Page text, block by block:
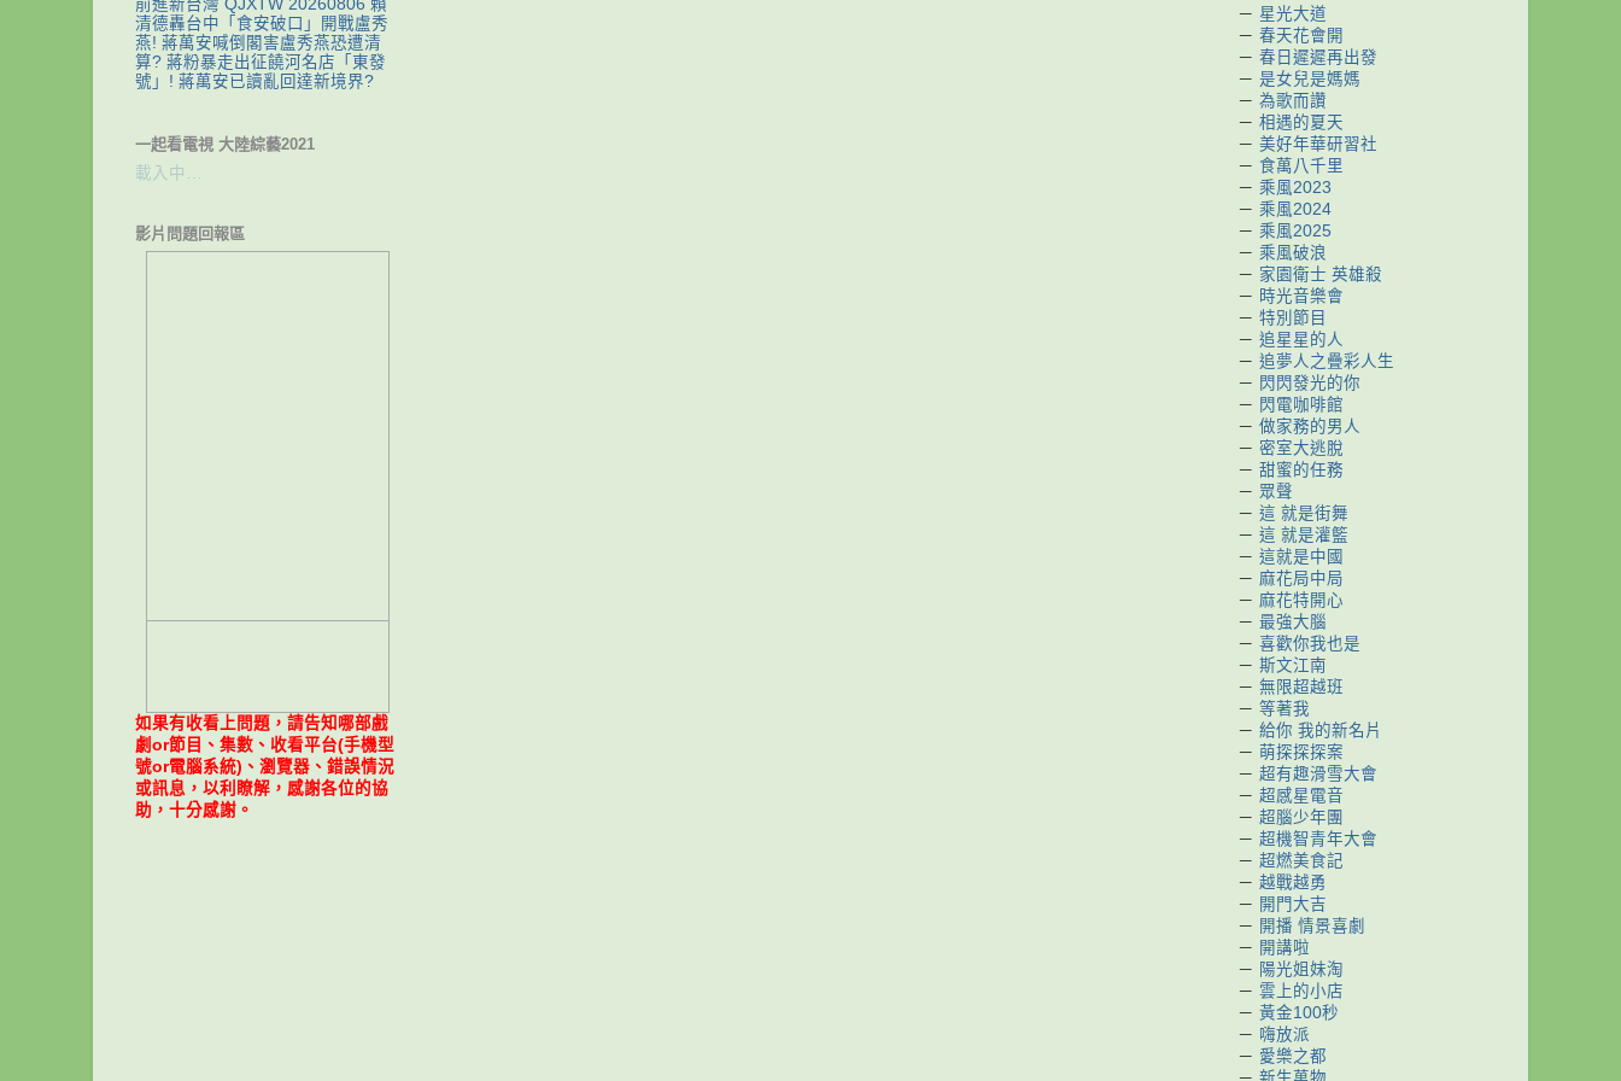
前進新台灣 QJXTW 20260806 賴
清德轟台中「食安破口」開戰盧秀
燕! 蔣萬安喊倒閣害盧秀燕恐遭清
算? 蔣粉暴走出征饒河名店「東發
號」! 蔣萬安已讀亂回達新境界?
一起看電視 大陸綜藝2021
載入中…
影片問題回報區
如果有收看上問題，請告知哪部戲
劇or節目、集數、收看平台(手機型
號or電腦系統)、瀏覽器、錯誤情況
或訊息，以利瞭解，感謝各位的協
助，十分感謝。
－ 星光大道
－ 春天花會開
－ 春日遲遲再出發
－ 是女兒是媽媽
－ 為歌而讚
－ 相遇的夏天
－ 美好年華研習社
－ 食萬八千里
－ 乘風2023
－ 乘風2024
－ 乘風2025
－ 乘風破浪
－ 家園衛士 英雄殺
－ 時光音樂會
－ 特別節目
－ 追星星的人
－ 追夢人之疊彩人生
－ 閃閃發光的你
－ 閃電咖啡館
－ 做家務的男人
－ 密室大逃脫
－ 甜蜜的任務
－ 眾聲
－ 這 就是街舞
－ 這 就是灌籃
－ 這就是中國
－ 麻花局中局
－ 麻花特開心
－ 最強大腦
－ 喜歡你我也是
－ 斯文江南
－ 無限超越班
－ 等著我
－ 給你 我的新名片
－ 萌探探探案
－ 超有趣滑雪大會
－ 超感星電音
－ 超腦少年團
－ 超機智青年大會
－ 超燃美食記
－ 越戰越勇
－ 開門大吉
－ 開播 情景喜劇
－ 開講啦
－ 陽光姐妹淘
－ 雲上的小店
－ 黃金100秒
－ 嗨放派
－ 愛樂之都